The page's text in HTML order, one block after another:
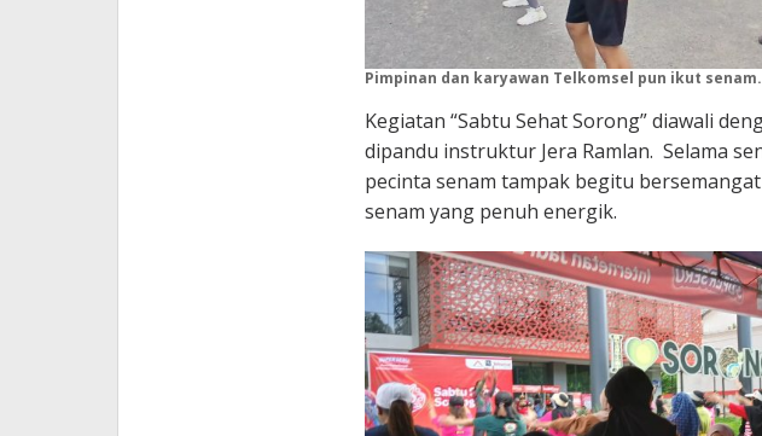
Pimpinan dan karyawan Telkomsel pun ikut
Kegiatan “Sabtu Sehat Sorong” diawali
dipandu instruktur Jera Ramlan. Selama
pecinta senam tampak begitu
senam yang penuh energik.